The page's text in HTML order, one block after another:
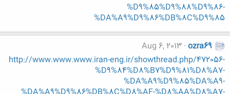
%D9%85%D9%88%D9%86-
%DA%A9%D9%86%DB%8C%D9%85
ozra69
Aug 6, 2013
http://www.www.www.iran-eng.ir/showthread.php/472056-
%D9%84%D8%B7%D9%81%D8%A7-
%DA%A9%D9%85%DA%A9-